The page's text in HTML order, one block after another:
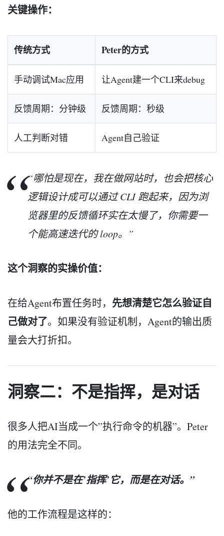
关键操作：
传统方式 Peter的方式
手动调试Mac应用 让Agent建一个CLI来debug
反馈周期：分钟级 反馈周期：秒级
人工判断对错 Agent自己验证
“哪怕是现在，我在做网站时，也会把核心
逻辑设计成可以通过 CLI 跑起来，因为浏
览器里的反馈循环实在太慢了，你需要一
个能高速迭代的 loop。”
这个洞察的实操价值：
在给Agent布置任务时， 先想清楚它怎么验证自
己做对了。如果没有验证机制，Agent的输出质
量会大打折扣。
洞察二：不是指挥，是对话
很多人把AI当成一个”执行命令的机器”。Peter
的用法完全不同。
“你并不是在’指挥’它，而是在对话。”
他的工作流程是这样的：